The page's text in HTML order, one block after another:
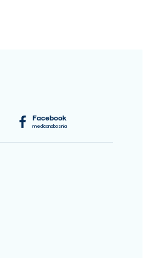
Facebook
medicanabosnia